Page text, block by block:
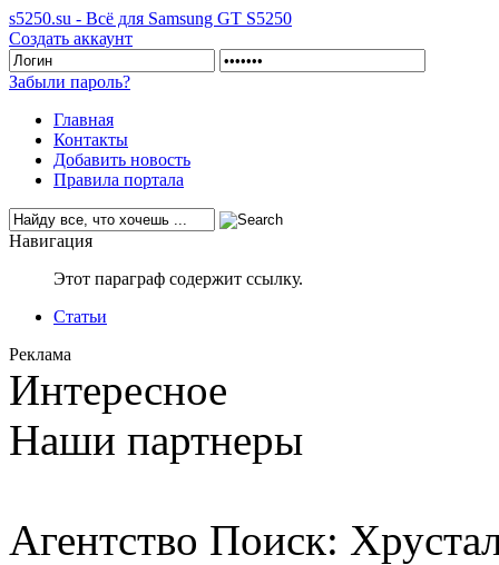
s5250.su - Всё для Samsung GT S5250
Создать аккаунт
Забыли пароль?
Главная
Контакты
Добавить новость
Правила портала
Навигация
Этот параграф содержит ссылку.
Статьи
Реклама
Интересное
Наши партнеры
Агентство Поиск: